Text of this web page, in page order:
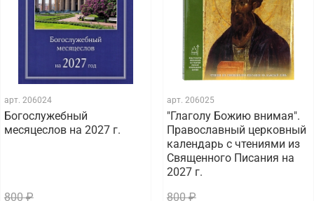
арт. 206024
Богослужебный
месяцеслов на 2027 г.
800 ₽
арт. 206025
"Глаголу Божию внимая".
Православный церковный
календарь с чтениями из
Священного Писания на
2027 г.
800 ₽